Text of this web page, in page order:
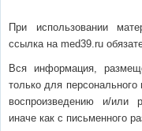
При использовании
ссылка на med39.ru
Вся информация,
только для
воспроизведению и/или
иначе как с письменного